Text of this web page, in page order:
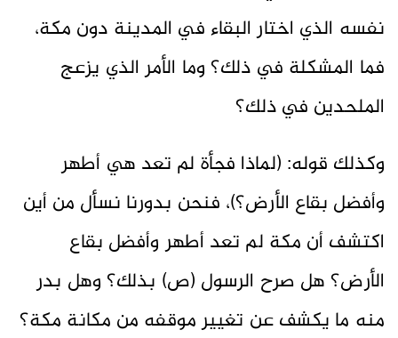
نفسه الذي اختار البقاء في المدينة دون مكة،
فما المشكلة في ذلك؟ وما الأمر الذي يزعج
الملحدين في ذلك؟
وكذلك قوله: (لماذا فجأة لم تعد هي أطهر
وأفضل بقاع الأرض؟)، فنحن بدورنا نسأل من أين
اكتشف أن مكة لم تعد أطهر وأفضل بقاع
الأرض؟ هل صرح الرسول (ص) بذلك؟ وهل بدر
منه ما يكشف عن تغيير موقفه من مكانة مكة؟